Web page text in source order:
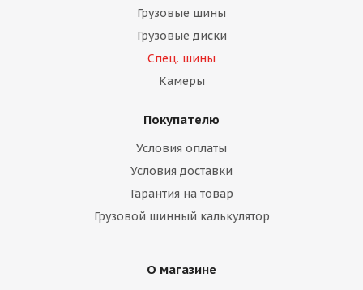
Грузовые шины
Грузовые диски
Спец. шины
Камеры
Покупателю
Условия оплаты
Условия доставки
Гарантия на товар
Грузовой шинный калькулятор
О магазине